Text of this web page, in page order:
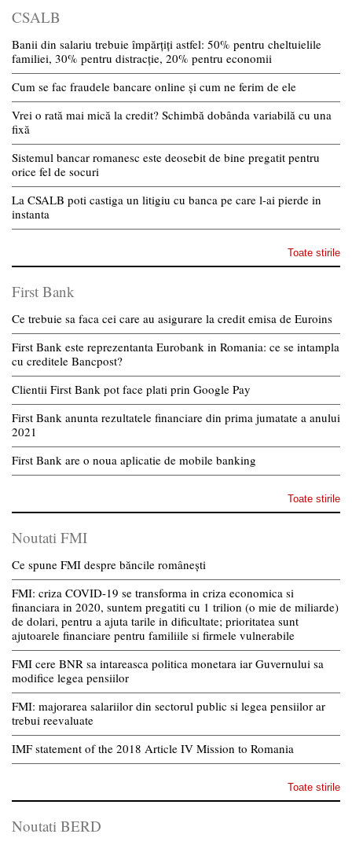
CSALB
Banii din salariu trebuie împărțiți astfel: 50% pentru cheltuielile
familiei, 30% pentru distracție, 20% pentru economii
Cum se fac fraudele bancare online și cum ne ferim de ele
Vrei o rată mai mică la credit? Schimbă dobânda variabilă cu una
fixă
Sistemul bancar romanesc este deosebit de bine pregatit pentru
orice fel de socuri
La CSALB poti castiga un litigiu cu banca pe care l-ai pierde in
instanta
Toate stirile
First Bank
Ce trebuie sa faca cei care au asigurare la credit emisa de Euroins
First Bank este reprezentanta Eurobank in Romania: ce se intampla
cu creditele Bancpost?
Clientii First Bank pot face plati prin Google Pay
First Bank anunta rezultatele financiare din prima jumatate a anului
2021
First Bank are o noua aplicatie de mobile banking
Toate stirile
Noutati FMI
Ce spune FMI despre băncile românești
FMI: criza COVID-19 se transforma in criza economica si
financiara in 2020, suntem pregatiti cu 1 trilion (o mie de miliarde)
de dolari, pentru a ajuta tarile in dificultate; prioritatea sunt
ajutoarele financiare pentru familiile si firmele vulnerabile
FMI cere BNR sa intareasca politica monetara iar Guvernului sa
modifice legea pensiilor
FMI: majorarea salariilor din sectorul public si legea pensiilor ar
trebui reevaluate
IMF statement of the 2018 Article IV Mission to Romania
Toate stirile
Noutati BERD